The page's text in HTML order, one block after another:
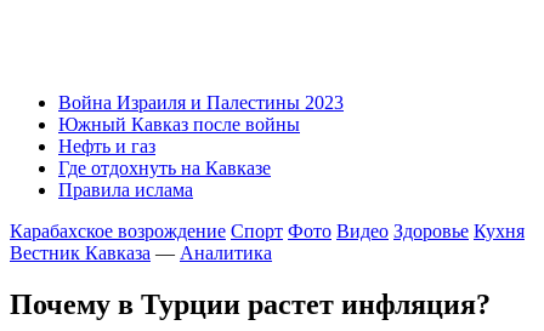
Война Израиля и Палестины 2023
Южный Кавказ после войны
Нефть и газ
Где отдохнуть на Кавказе
Правила ислама
Карабахское возрождение Спорт Фото Видео Здоровье Кухня
Вестник Кавказа — Аналитика
Почему в Турции растет инфляция?